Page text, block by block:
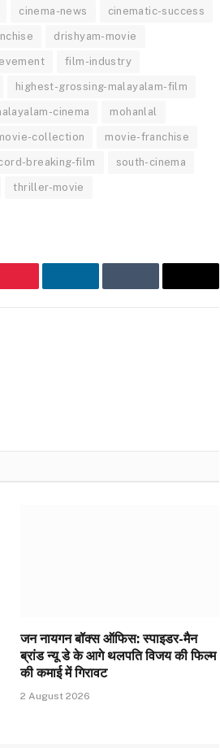
cinema-news cinematic-success
drishyam-movie
film-industry
highest-grossing-malayalam-film
cinema mohanlal
collection movie-franchise
breaking-film south-cinema
thriller-movie
PinterestLinkedInTumblr Email
जन नायगन बॉक्स ऑफिस: स्पाइडर-मैन
ब्रांड न्यू डे के आगे थलपति विजय की फिल्म
की कमाई में गिरावट
2 August 2026